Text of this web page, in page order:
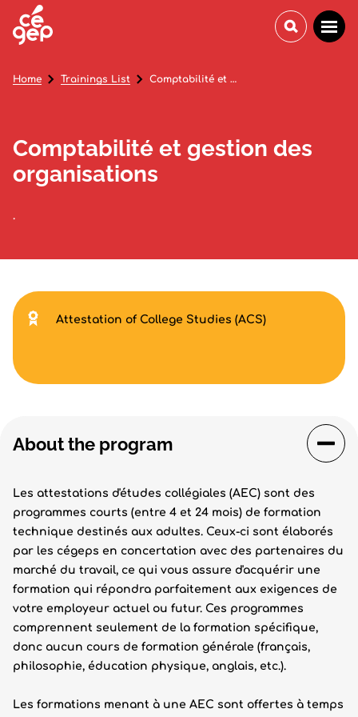
Comptabilité et gestion des
organisations
.
Home Trainings List Comptabilité et gestion des organisations
About the program
Les attestations d'études collégiales (AEC) sont des
programmes courts (entre 4 et 24 mois) de formation
technique destinés aux adultes. Ceux-ci sont élaborés
par les cégeps en concertation avec des partenaires du
marché du travail, ce qui vous assure d'acquérir une
formation qui répondra parfaitement aux exigences de
votre employeur actuel ou futur. Ces programmes
comprennent seulement de la formation spécifique,
donc aucun cours de formation générale (français,
philosophie, éducation physique, anglais, etc.).
Les formations menant à une AEC sont offertes à temps
Attestation of College Studies (ACS)